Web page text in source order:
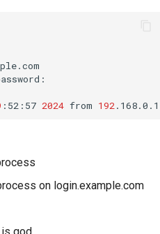
:52:57 2024 from 192
on login.example.com